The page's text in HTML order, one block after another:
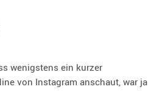
wenigstens ein kurzer
von Instagram anschaut, war ja